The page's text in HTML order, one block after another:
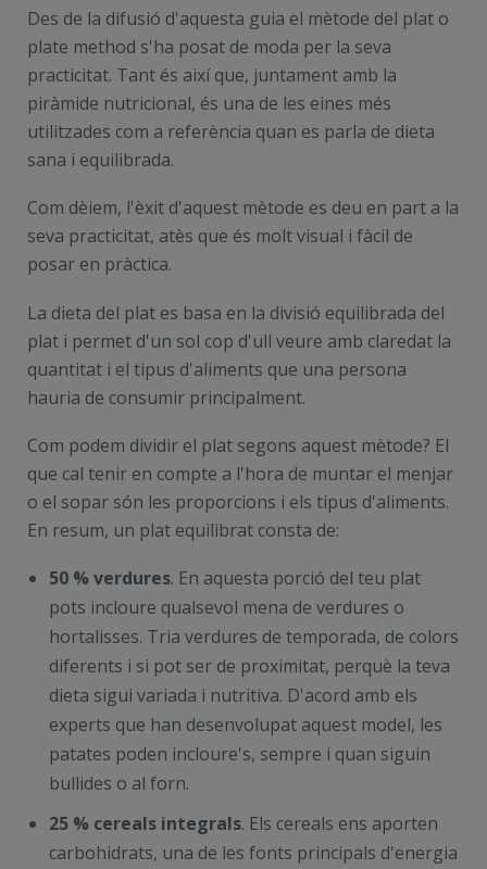
Des de la difusió d'aquesta guia el mètode del plat o
plate method s'ha posat de moda per la seva
practicitat. Tant és així que, juntament amb la
piràmide nutricional, és una de les eines més
utilitzades com a referència quan es parla de dieta
sana i equilibrada.
Com dèiem, l'èxit d'aquest mètode es deu en part a la
seva practicitat, atès que és molt visual i fàcil de
posar en pràctica.
La dieta del plat es basa en la divisió equilibrada del
plat i permet d'un sol cop d'ull veure amb claredat la
quantitat i el tipus d'aliments que una persona
hauria de consumir principalment.
Com podem dividir el plat segons aquest mètode? El
que cal tenir en compte a l'hora de muntar el menjar
o el sopar són les proporcions i els tipus d'aliments.
En resum, un plat equilibrat consta de:
50 % verdures. En aquesta porció del teu plat
pots incloure qualsevol mena de verdures o
hortalisses. Tria verdures de temporada, de colors
diferents i si pot ser de proximitat, perquè la teva
dieta sigui variada i nutritiva. D'acord amb els
experts que han desenvolupat aquest model, les
patates poden incloure's, sempre i quan siguin
bullides o al forn.
25 % cereals integrals. Els cereals ens aporten
carbohidrats, una de les fonts principals d'energia